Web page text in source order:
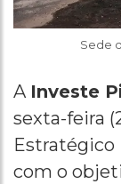
Sede
A Investe
sexta-feira
Estratégico
com o